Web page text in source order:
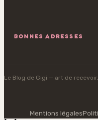
BONNES ADRESSES
Le Blog de Gigi — art de
Mentions légales